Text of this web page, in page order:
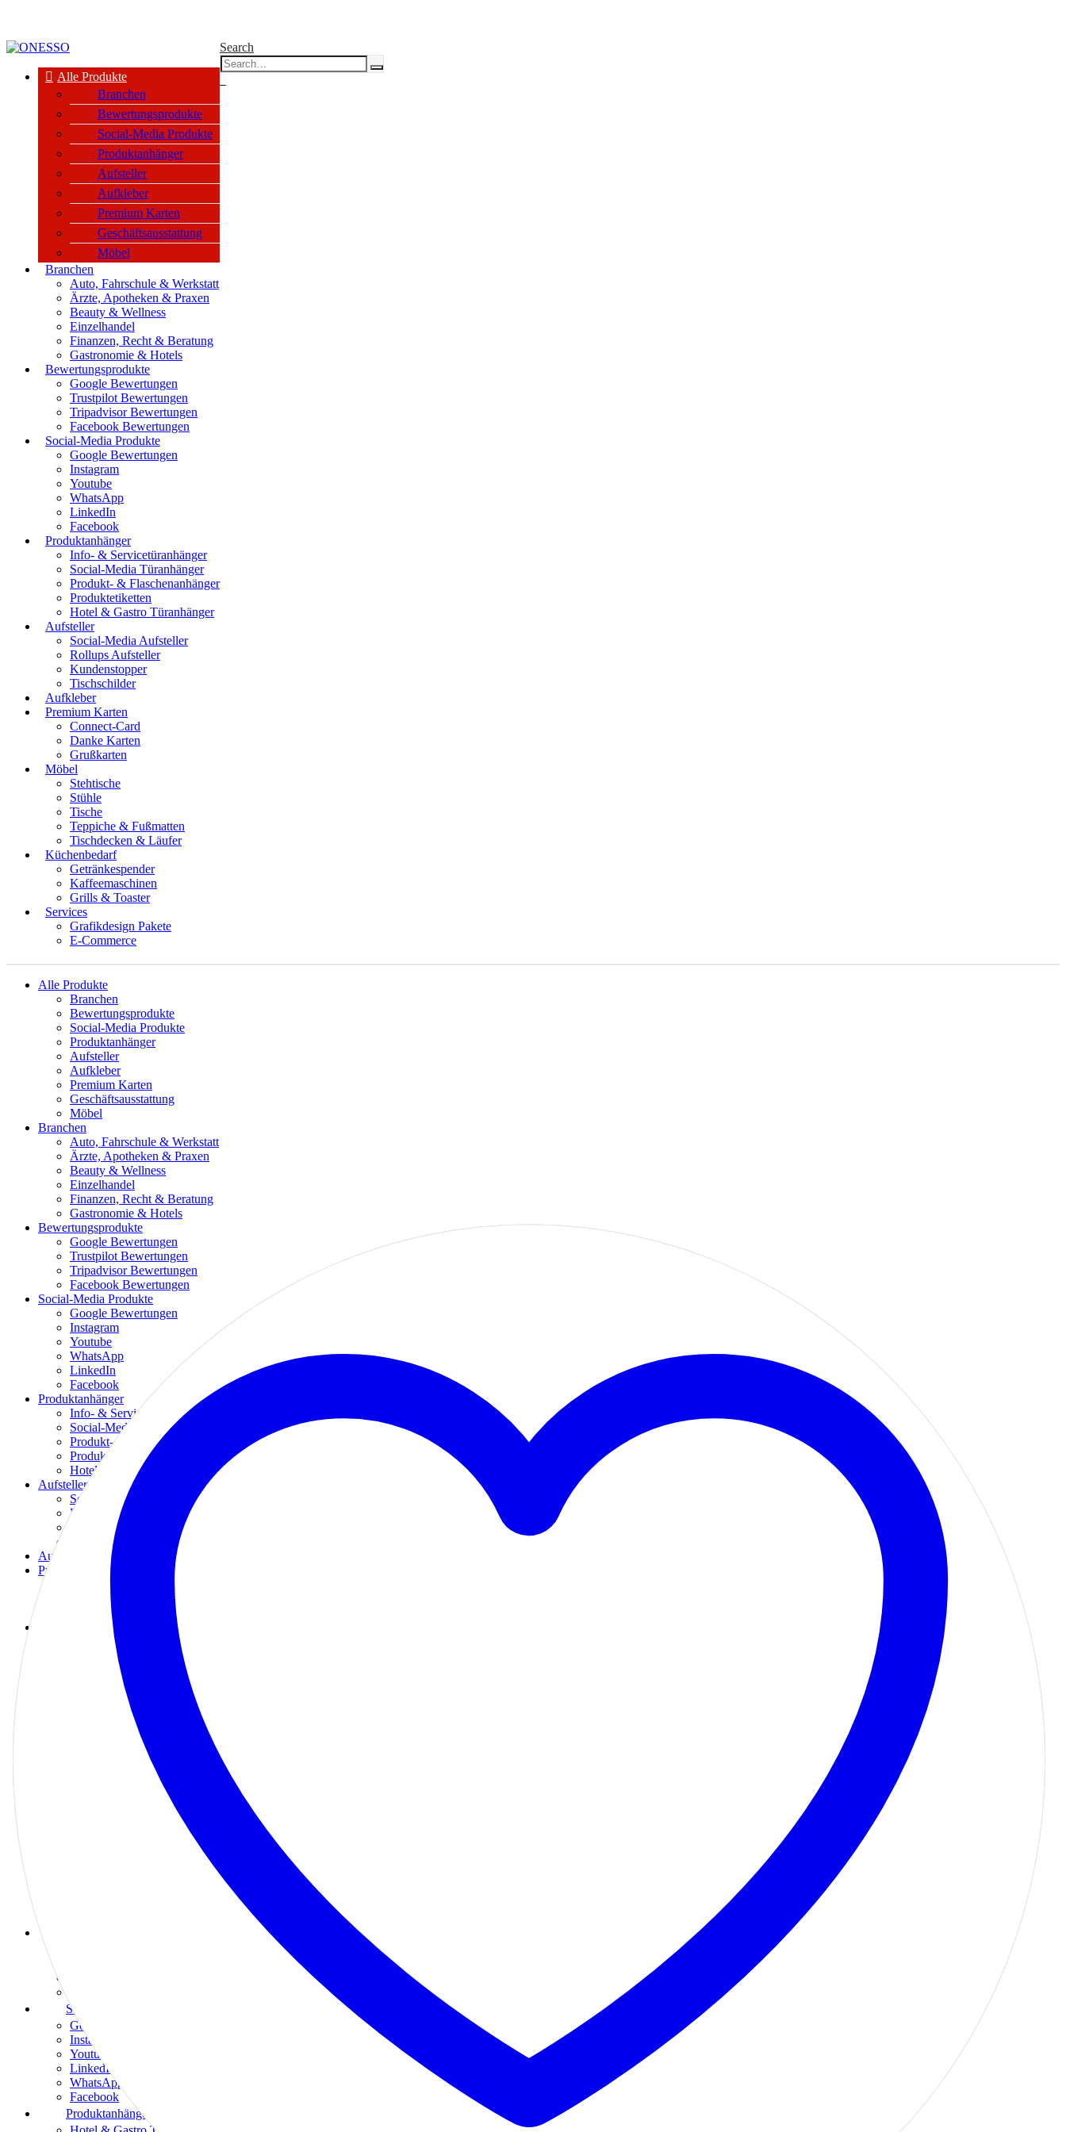
Alle Produkte
Branchen
Bewertungsprodukte
Social-Media Produkte
Produktanhänger
Aufsteller
Aufkleber
Premium Karten
Geschäftsausstattung
Möbel
Branchen
Auto, Fahrschule & Werkstatt
Ärzte, Apotheken & Praxen
Beauty & Wellness
Einzelhandel
Finanzen, Recht & Beratung
Gastronomie & Hotels
Bewertungsprodukte
Google Bewertungen
Trustpilot Bewertungen
Tripadvisor Bewertungen
Facebook Bewertungen
Social-Media Produkte
Google Bewertungen
Instagram
Youtube
WhatsApp
LinkedIn
Facebook
Produktanhänger
Info- & Servicetüranhänger
Social-Media Türanhänger
Produkt- & Flaschenanhänger
Produktetiketten
Hotel & Gastro Türanhänger
Aufsteller
Social-Media Aufsteller
Rollups Aufsteller
Kundenstopper
Tischschilder
Aufkleber
Premium Karten
Connect-Card
Danke Karten
Grußkarten
Möbel
Stehtische
Stühle
Tische
Teppiche & Fußmatten
Tischdecken & Läufer
Küchenbedarf
Getränkespender
Kaffeemaschinen
Grills & Toaster
Services
Grafikdesign Pakete
E-Commerce
Search
Alle Produkte
Branchen
Bewertungsprodukte
Social-Media Produkte
Produktanhänger
Aufsteller
Aufkleber
Premium Karten
Geschäftsausstattung
Möbel
Branchen
Auto, Fahrschule & Werkstatt
Ärzte, Apotheken & Praxen
Beauty & Wellness
Einzelhandel
Finanzen, Recht & Beratung
Gastronomie & Hotels
Bewertungsprodukte
Google Bewertungen
Trustpilot Bewertungen
Tripadvisor Bewertungen
Facebook Bewertungen
Social-Media Produkte
Google Bewertungen
Instagram
Youtube
WhatsApp
LinkedIn
Facebook
Produktanhänger
Info- & Servicetüranhänger
Social-Media Türanhänger
Produkt- & Flaschenanhänger
Produktetiketten
Hotel & Gastro Türanhänger
Aufsteller
Social-Media Aufsteller
Rollups Aufsteller
Kundenstopper
Tischschilder
Aufkleber
Premium Karten
Connect-Card
Danke Karten
Grußkarten
Stehtische
Teppiche & Fußmatten
Tischdecken & Läufer
Getränkespender
Kaffeemaschinen
Grills & Toaster
Grafikdesign Pakete
Auto, Fahrschule & Werkstatt
Ärzte, Apotheken & Praxen
Social-Media Produkte
Google Bewertungen
Instagram
Youtube
LinkedIn
WhatsApp
Facebook
Produktanhänger